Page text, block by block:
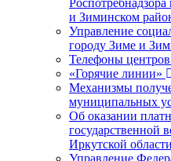
и Зиминском
Управление
городу Зиме и
Телефоны
«Горячие линии»
Механизмы
муниципальных
Об оказании
государственной
Иркутской области
Управление